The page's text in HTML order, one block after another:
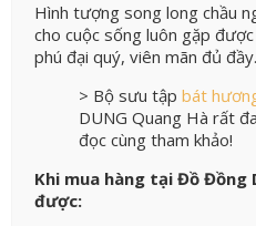
Hình tượng song long chầu
cho cuộc sống luôn gặp
phú đại quý, viên mãn đủ đầy.
> Bộ sưu tập bát
DUNG Quang Hà rất
đọc cùng tham khảo!
Khi mua hàng tại Đồ Đồng
được: